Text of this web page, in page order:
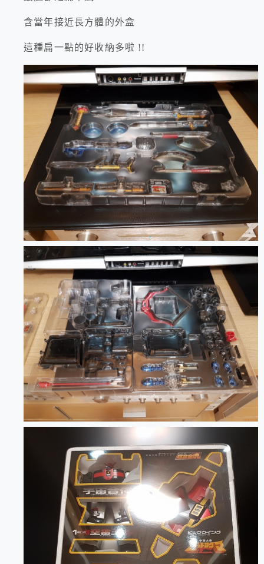
含當年接近長方體的外盒
這種扁一點的好收納多啦 !!